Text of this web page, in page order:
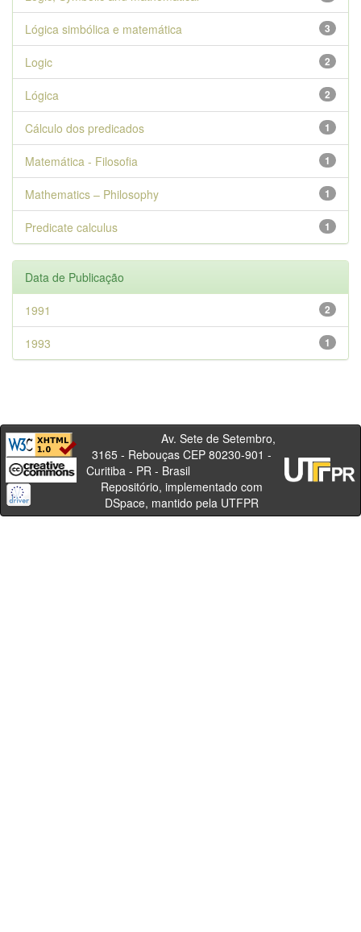
3
Lógica simbólica e matemática
2
Logic
2
Lógica
1
Cálculo dos predicados
1
Matemática - Filosofia
1
Mathematics – Philosophy
1
Predicate calculus
Data de Publicação
2
1991
1
1993
Av. Sete de Setembro,
3165 - Rebouças CEP 80230-901 -
Curitiba - PR - Brasil
Repositório, implementado com
DSpace, mantido pela UTFPR